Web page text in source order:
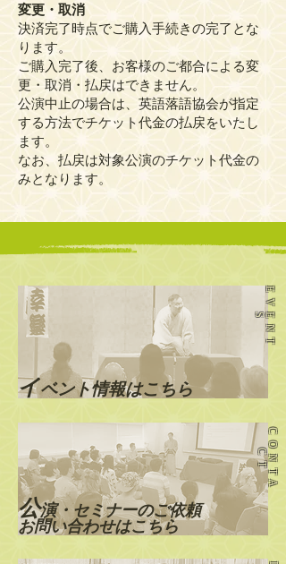
変更・取消
決済完了時点でご購入手続きの完了とな
ります。
ご購入完了後、お客様のご都合による変
更・取消・払戻はできません。
公演中止の場合は、英語落語協会が指定
する方法でチケット代金の払戻をいたし
ます。
なお、払戻は対象公演のチケット代金の
みとなります。
​イベント情報はこちら
E
V
EN
T
S
公演・セミナーのご依頼
お問い合わせはこちら
C
O
N
T
A
C
T